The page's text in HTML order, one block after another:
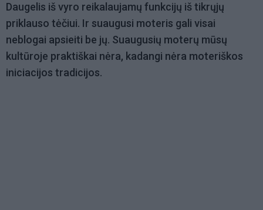
Daugelis iš vyro reikalaujamų funkcijų iš tikrųjų
priklauso tėčiui. Ir suaugusi moteris gali visai
neblogai apsieiti be jų. Suaugusių moterų mūsų
kultūroje praktiškai nėra, kadangi nėra moteriškos
iniciacijos tradicijos.